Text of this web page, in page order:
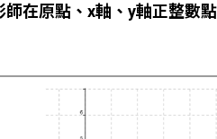
在原點、x軸、y軸正整數